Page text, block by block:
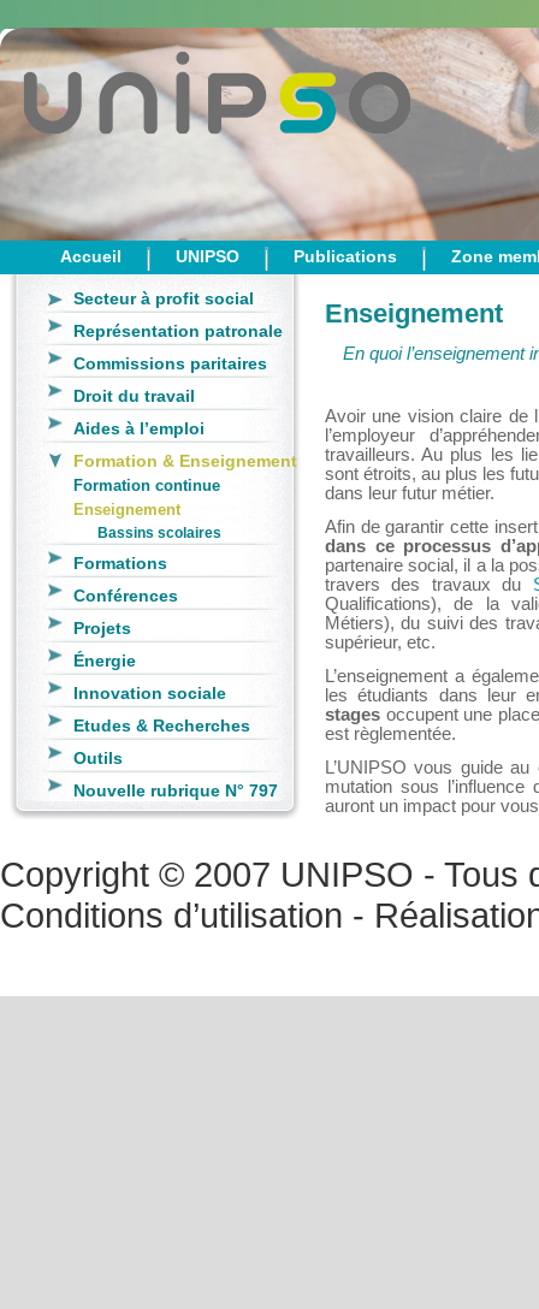
Accueil UNIPSO Publications Zone
Secteur à profit social
Représentation patronale
Commissions paritaires
Droit du travail
Aides à l’emploi
Formation & Enseignement
Formation continue
Enseignement
Bassins scolaires
Formations
Conférences
Projets
Énergie
Innovation sociale
Etudes & Recherches
Outils
Nouvelle rubrique N° 797
Enseignement
En quoi l’enseignement
Avoir une vision claire de
l’employeur
travailleurs. Au plus les
sont étroits, au plus les
dans leur futur métier.
Afin de garantir cette
dans ce processus
partenaire social, il a la
travers des travaux du
Qualifications), de la
Métiers), du suivi des
supérieur, etc.
L’enseignement a
les étudiants dans leur
stages occupent une
est règlementée.
L’UNIPSO vous guide
mutation sous
auront un impact pour
Copyright © 2007 UNIPSO - Tous
Conditions d’utilisation -